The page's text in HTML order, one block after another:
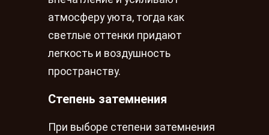
атмосферу уюта, тогда как
светлые оттенки придают
легкость и воздушность
пространству.
Степень затемнения
При выборе степени затемнения